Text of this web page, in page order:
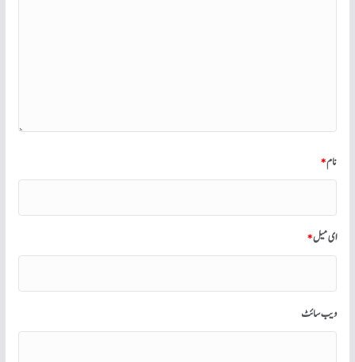
نام
ای میل
ویب‌ سائٹ